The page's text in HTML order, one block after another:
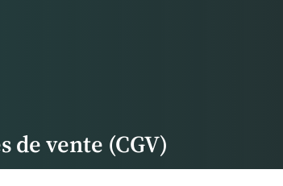
de vente (CGV)